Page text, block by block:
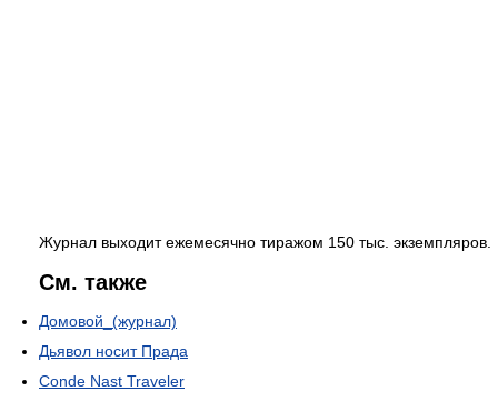
Журнал выходит ежемесячно тиражом 150 тыс. экземпляров.
См. также
Домовой_(журнал)
Дьявол носит Прада
Conde Nast Traveler